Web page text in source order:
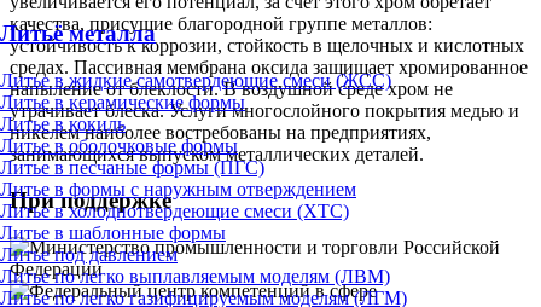
Литьё металла
Литье в жидкие самотвердеющие смеси (ЖСС)
Литье в керамические формы
Литье в кокиль
Литье в оболочковые формы
Литье в песчаные формы (ПГС)
Литье в формы с наружным отверждением
Литье в холоднотвердеющие смеси (ХТС)
Литье в шаблонные формы
Литье под давлением
Литье по легко выплавляемым моделям (ЛВМ)
Литье по легко газифицируемым моделям (ЛГМ)
качества, присущие благородной группе металлов:
устойчивость к коррозии, стойкость в щелочных и кислотных
средах. Пассивная мембрана оксида защищает хромированное
напыление от блеклости. В воздушной среде хром не
утрачивает блеска. Услуги многослойного покрытия медью и
никелем наиболее востребованы на предприятиях,
занимающихся выпуском металлических деталей.
При поддержке